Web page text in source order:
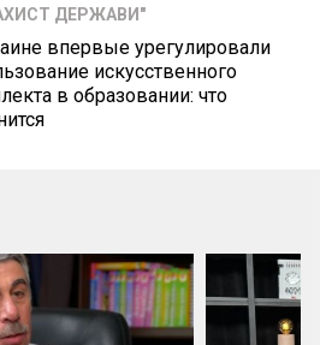
ДЕРЖАВИ"
впервые урегулировали
искусственного
в образовании: что